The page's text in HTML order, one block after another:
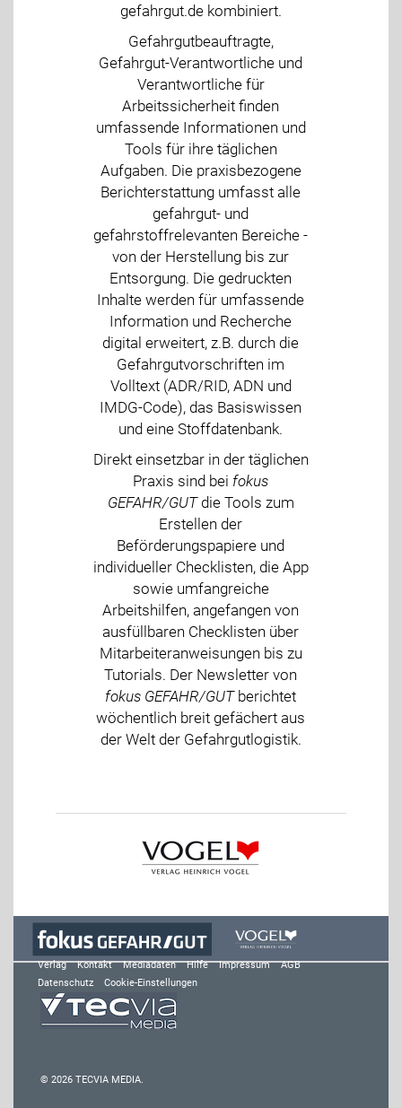
gefahrgut.de kombiniert.
Gefahrgutbeauftragte,
Gefahrgut-Verantwortliche und
Verantwortliche für
Arbeitssicherheit finden
umfassende Informationen und
Tools für ihre täglichen
Aufgaben. Die praxisbezogene
Berichterstattung umfasst alle
gefahrgut- und
gefahrstoffrelevanten Bereiche -
von der Herstellung bis zur
Entsorgung. Die gedruckten
Inhalte werden für umfassende
Information und Recherche
digital erweitert, z.B. durch die
Gefahrgutvorschriften im
Volltext (ADR/RID, ADN und
IMDG-Code), das Basiswissen
und eine Stoffdatenbank.
Direkt einsetzbar in der täglichen
Praxis sind bei fokus
GEFAHR/GUTdie Tools zum
Erstellen der
Beförderungspapiere und
individueller Checklisten, die App
sowie umfangreiche
Arbeitshilfen, angefangen von
ausfüllbaren Checklisten über
Mitarbeiteranweisungen bis zu
Tutorials. Der Newsletter von
fokus GEFAHR/GUTberichtet
wöchentlich breit gefächert aus
der Welt der Gefahrgutlogistik.
Verlag Kontakt Mediadaten Hilfe Impressum
AGB
Datenschutz
Cookie-Einstellungen
© 2026 TECVIA MEDIA.